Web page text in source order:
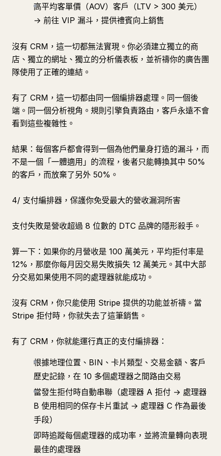
高平均客單價（AOV）客戶（LTV > 300 美元）
→ 前往 VIP 漏斗，提供禮賓向上銷售
沒有 CRM，這一切都無法實現。你必須建立獨立的商
店、獨立的網址、獨立的分析儀表板，並祈禱你的廣告團
隊使用了正確的連結。
有了 CRM，這一切都由同一個編排器處理。同一個後
端。同一個分析視角。規則引擎負責路由，客戶永遠不會
看到這些複雜性。
結果：每個客戶都會得到一個為他們量身打造的漏斗，而
不是一個「一體適用」的流程，後者只能轉換其中 50%
的客戶，而放棄了另外 50%。
4/ 支付編排器，保護你免受最大的營收漏洞所害
支付失敗是營收超過 8 位數的 DTC 品牌的隱形殺手。
算一下：如果你的月營收是 100 萬美元，平均拒付率是
12%，那麼你每月因交易失敗損失 12 萬美元。其中大部
分交易如果使用不同的處理器就能成功。
沒有 CRM，你只能使用 Stripe 提供的功能並祈禱。當
Stripe 拒付時，你就失去了這筆銷售。
有了 CRM，你就能運行真正的支付編排器：
根據地理位置、BIN、卡片類型、交易金額、客戶
歷史記錄，在 10 多個處理器之間路由交易
當發生拒付時自動串聯（處理器 A 拒付 → 處理器
B 使用相同的保存卡片重試 → 處理器 C 作為最後
手段）
即時追蹤每個處理器的成功率，並將流量轉向表現
最佳的處理器